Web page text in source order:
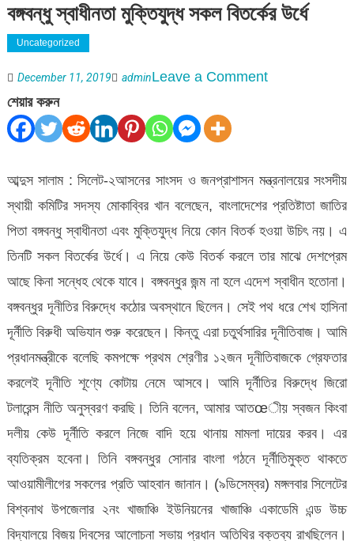
বঙ্গবন্ধু স্বাধীনতা মুক্তিযুদ্ধ সকল বিতর্কের উর্ধে
Uncategorized
December 11, 2019 adminLeave a Commenton
সকল
বিতর্কের
উর্ধে
শেয়ার করুন
আব্দুস সালাম : সিলেট-২আসনের সাংসদ ও জনপ্রাশাসন মন্ত্রনালয়ের সংসদীয়
স্থায়ী কমিটির সদস্য মোকাব্বির খান বলেছেন, বাংলাদেশের প্রতিষ্টাতা জাতির
পিতা বঙ্গবন্ধু স্বাধীনতা এবং মুক্তিযুদ্ধ নিয়ে কোন বিতর্ক হওয়া উচিৎ নয়। এ
তিনটি সকল বিতর্কের উর্ধে। এ নিয়ে কেউ বিতর্ক করলে তার মাঝে দেশপ্রেম
আছে কিনা সন্ধেহ থেকে যাবে। বঙ্গবন্ধুর জন্ম না হলে এদেশ স্বাধীন হতোনা।
বঙ্গবন্ধুর দূনীতির বিরুদ্ধে কঠোর অবস্থানে ছিলেন। সেই পথ ধরে শেখ হাসিনা
দূর্নীতি বিরুধী অভিযান শুরু করেছেন। কিন্তু এরা চতুর্থসারির দূনীতিবাজ। আমি
প্রধানমন্ত্রীকে বলেছি কমপক্ষে প্রথম শ্রেণীর ১২জন দূনীতিবাজকে গ্রেফতার
করলেই দূনীতি শূণ্যে কোটায় নেমে আসবে। আমি দূর্নীতির বিরুদ্ধে জিরো
টলারেন্স নীতি অনুস্বরণ করছি। তিনি বলেন, আমার আতœীয় স্বজন কিংবা
দলীয় কেউ দূর্নীতি করলে নিজে বাদি হয়ে থানায় মামলা দায়ের করব। এর
ব্যতিক্রম হবেনা। তিনি বঙ্গবন্ধুর সোনার বাংলা গঠনে দূর্নীতিমুক্ত থাকতে
আওয়ামীলীগের সকলের প্রতি আহবান জানান। (৯ডিসেম্বর) মঙ্গলবার সিলেটের
বিশ্বনাথ উপজেলার ২নং খাজাঞ্চি ইউনিয়নের খাজাঞ্চি একাডেমি এন্ড উচ্চ
বিদ্যালয়ে বিজয় দিবসের আলোচনা সভায় প্রধান অতিথির বক্তব্য রাখছিলেন।